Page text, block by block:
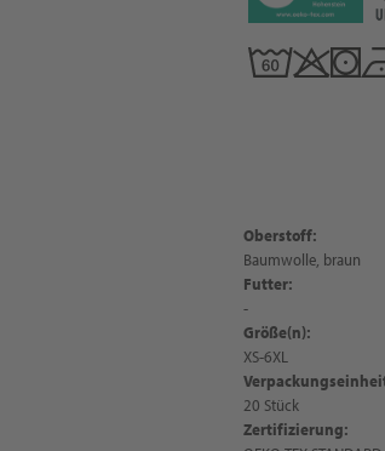
Oberstoff:
Baumwolle, braun
Futter:
-
Größe(n):
XS-6XL
20 Stück
Zertifizierung: